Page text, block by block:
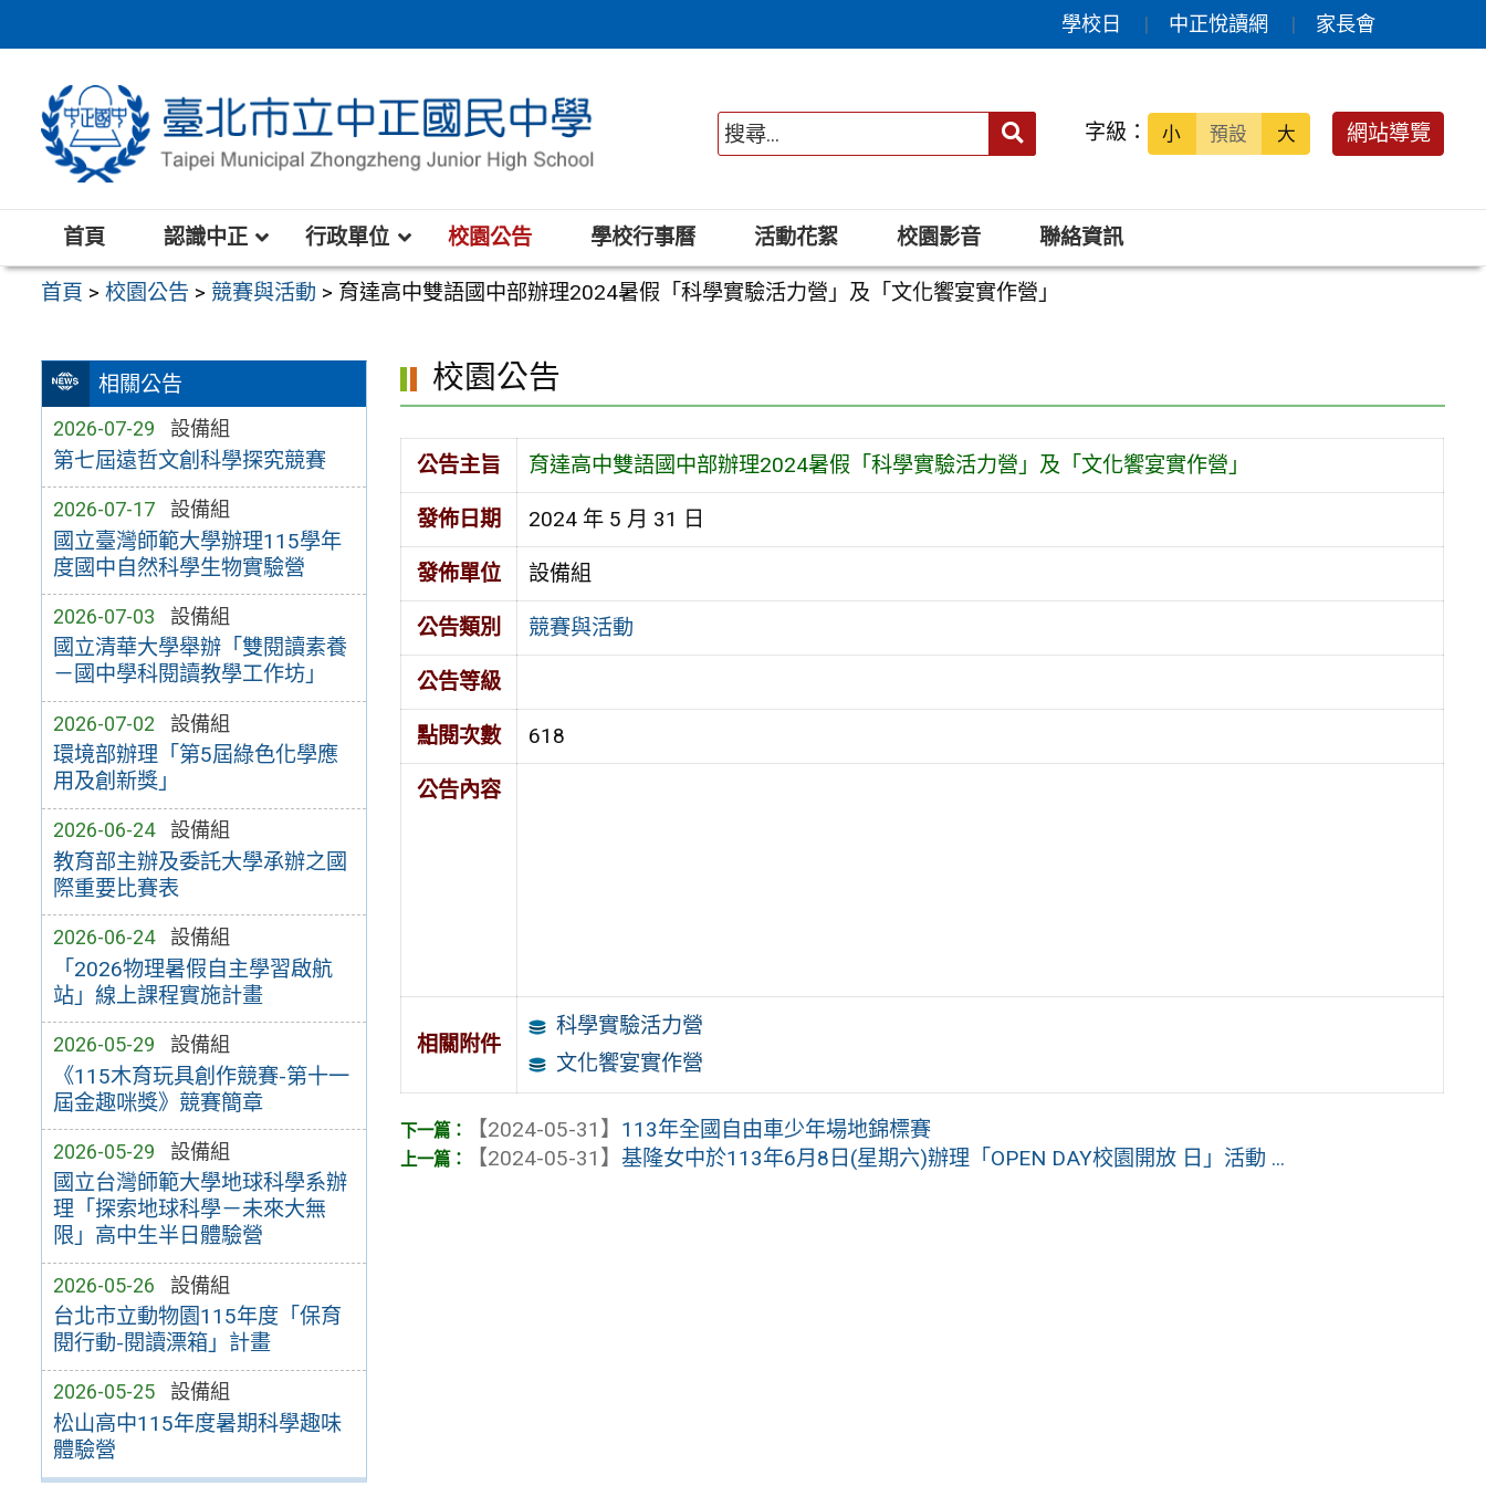
至
區
學校日 中正悅讀網 家長會
送出 字級： 小 預設 大 網站導覽
首頁 認識中正 行政單位 校園公告 學校行事曆 活動花絮 校園影音 聯絡資訊
首頁 >校園公告 > 競賽與活動 > 育達高中雙語國中部辦理2024暑假「科學實驗活力營」及「文化饗宴實作營」
相關公告
2026-07-29 設備組
第七屆遠哲文創科學探究競賽
2026-07-17 設備組
國立臺灣師範大學辦理115學年
度國中自然科學生物實驗營
2026-07-03 設備組
國立清華大學舉辦「雙閱讀素養
－國中學科閱讀教學工作坊」
2026-07-02 設備組
環境部辦理「第5屆綠色化學應
用及創新獎」
2026-06-24 設備組
教育部主辦及委託大學承辦之國
際重要比賽表
2026-06-24 設備組
「2026物理暑假自主學習啟航
站」線上課程實施計畫
2026-05-29 設備組
《115木育玩具創作競賽-第十一
屆金趣咪獎》競賽簡章
2026-05-29 設備組
國立台灣師範大學地球科學系辦
理「探索地球科學－未來大無
限」高中生半日體驗營
2026-05-26 設備組
台北市立動物園115年度「保育
閱行動-閱讀漂箱」計畫
2026-05-25 設備組
松山高中115年度暑期科學趣味
體驗營
校園公告
公告主旨 育達高中雙語國中部辦理2024暑假「科學實驗活力營」及「文化饗宴實作營」
發佈日期 2024 年 5 月 31 日
發佈單位 設備組
公告類別 競賽與活動
公告等級
點閱次數 618
公告內容
相關附件
科學實驗活力營
文化饗宴實作營
【2024-05-31】 113年全國自由車少年場地錦標賽
【2024-05-31】基隆女中於113年6月8日(星期六)辦理「OPEN DAY校園開放 日」活動 ...